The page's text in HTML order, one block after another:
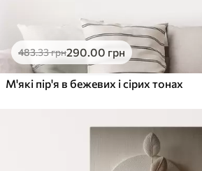
483.33грн290.00 грн
М'які пір'я в бежевих і сірих тонах